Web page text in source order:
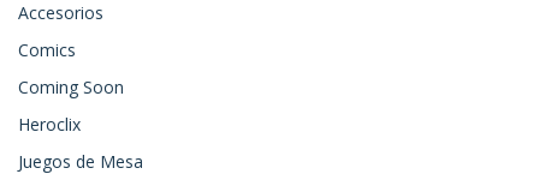
Accesorios
Comics
Coming Soon
Heroclix
Juegos de Mesa